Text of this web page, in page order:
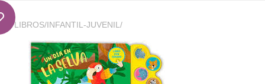
LIBROS/INFANTIL-JUVENIL /